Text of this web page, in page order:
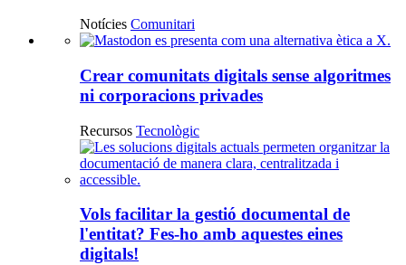
Notícies Comunitari
destacats
principals
Crear comunitats digitals sense algoritmes
ni corporacions privades
Recursos Tecnològic
Vols facilitar la gestió documental de
l'entitat? Fes-ho amb aquestes eines
digitals!